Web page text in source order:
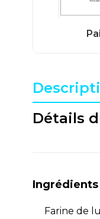
Détails
Ingrédients
Farine de